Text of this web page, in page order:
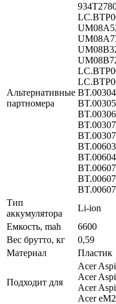
Альтернативные
партномера
Тип
аккумулятора
Li-ion
Емкость, mah
6600
Вес брутто, кг
0,59
Материал
Пластик
Подходит для
Acer
Acer
Acer
Acer